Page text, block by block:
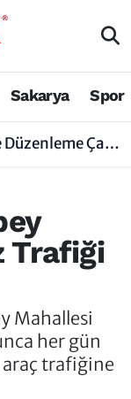
Sakarya Spor
Sürüyor
Trafiği
Mahallesi
her gün
araç trafiğine